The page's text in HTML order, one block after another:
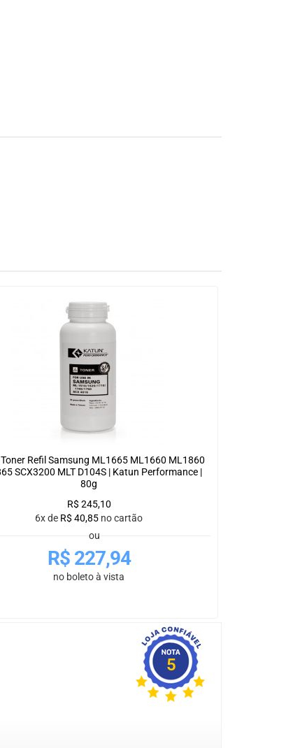
Refil Samsung ML1665 ML1660 ML1860
SCX3200 MLT D104S | Katun Performance |
80g
R$ 245,10
6x de R$ 40,85 no cartão
ou
R$227,94
no boleto à vista
5